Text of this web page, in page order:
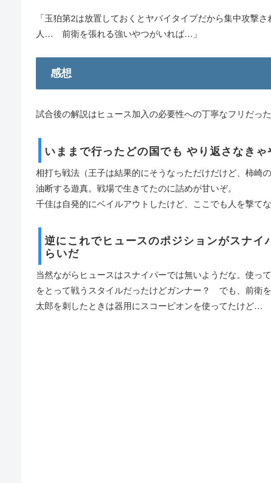
「玉狛第2は放置しておくとヤバイタイプだから集中攻撃
人… 前衛を張れる強いやつがいれば…」
感想
試合後の解説はヒュース加入の必要性への丁寧なフリだっ
いままで行ったどの国でも やり返さなき
相打ち戦法（王子は結果的にそうなっただけだけど、柿崎
油断する遊真。戦場で生きてたのに詰めが甘いぞ。
千佳は自発的にベイルアウトしたけど、ここでも人を
逆にこれでヒュースのポジションがスナイ
らいだ
当然ながらヒュースはスナイパーでは無いようだな。使っ
をとって戦うスタイルだったけどガンナー？ でも、前衛
太郎を刺したときは器用にスコーピオンを使ってたけど…